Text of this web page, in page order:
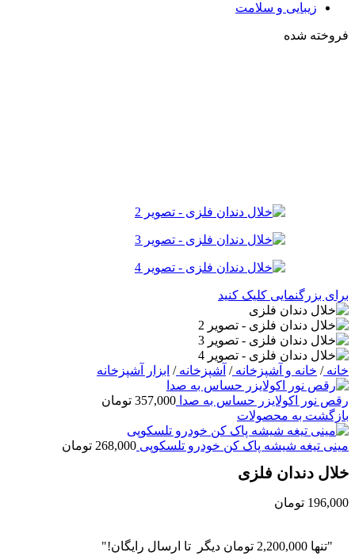
زیبایی و سلامت
فروخته شده
برای بزرگنمایی کلیک کنید
خانه/ خانه و آشپزخانه/ آشپزخانه/ ابزار آشپزخانه
رقص نور اکولایزر حساس به صدا 357,000 تومان
بازگشت به محصولات
مینی تیغه شیشه پاک کن خودرو تلسکوپی 268,000 تومان
خلال دندان فلزی
196,000 تومان
"تنها 2,200,000 تومان دیگر تا ارسال رایگان!"